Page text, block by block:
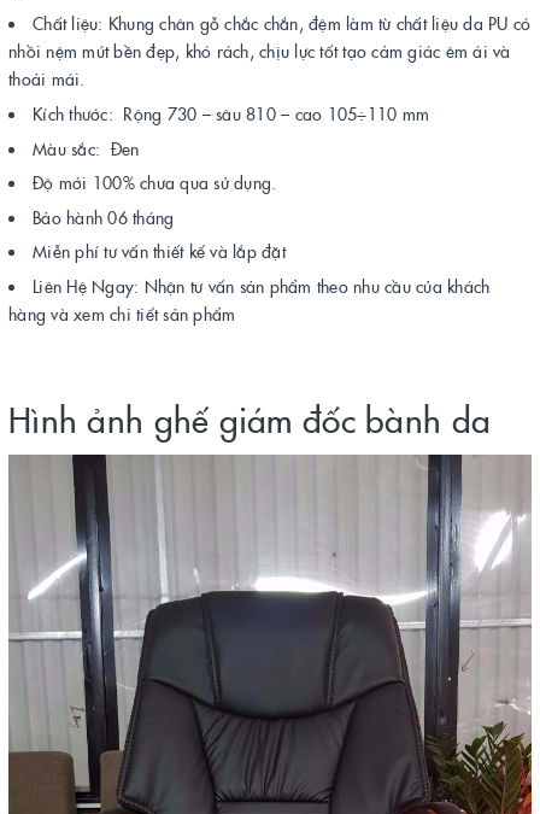
Chất liệu: Khung chân gỗ chắc chắn, đệm làm từ chất liệu da PU có
nhồi nệm mút bền đẹp, khó rách, chịu lực tốt tạo cảm giác êm ái và
thoải mái.
Kích thước: Rộng 730 – sâu 810 – cao 105÷110 mm
Màu sắc: Đen
Độ mới 100% chưa qua sử dụng.
Bảo hành 06 tháng
Miễn phí tư vấn thiết kế và lắp đặt
Liên Hệ Ngay: Nhận tư vấn sản phẩm theo nhu cầu của khách
hàng và xem chi tiết sản phẩm
Hình ảnh ghế giám đốc bành da